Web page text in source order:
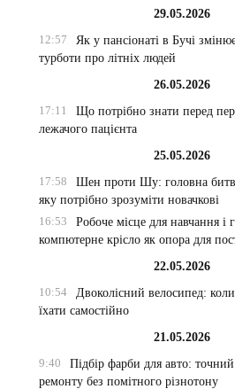
29.05.2026
12:57
Як у пансіонаті в Бучі
турботи про літніх людей
26.05.2026
17:11
Що потрібно знати перед
лежачого пацієнта
25.05.2026
17:58
Шен проти Шу: головна битва
яку потрібно зрозуміти новачкові
16:53
Робоче місце для навчання і
компютерне крісло як опора для
22.05.2026
10:54
Двоколісний велосипед:
їхати самостійно
21.05.2026
9:40
Підбір фарби для авто: точний
ремонту без помітного різнотону